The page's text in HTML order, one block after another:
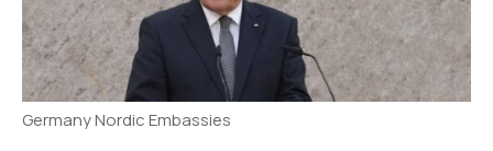
Germany Nordic Embassies